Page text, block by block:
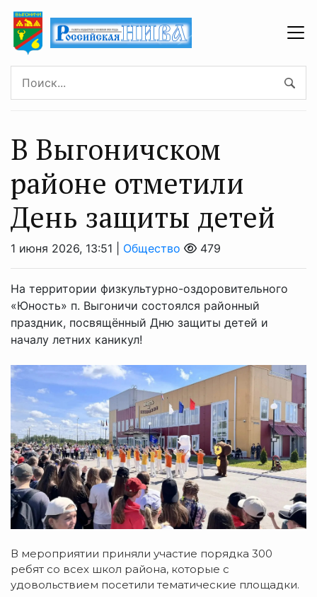
В Выгоничском
районе отметили
День защиты детей
1 июня 2026, 13:51 | Общество 479
На территории физкультурно-оздоровительного
«Юность» п. Выгоничи состоялся районный
праздник, посвящённый Дню защиты детей и
началу летних каникул!
В мероприятии приняли участие порядка 300
ребят со всех школ района, которые с
удовольствием посетили тематические площадки.